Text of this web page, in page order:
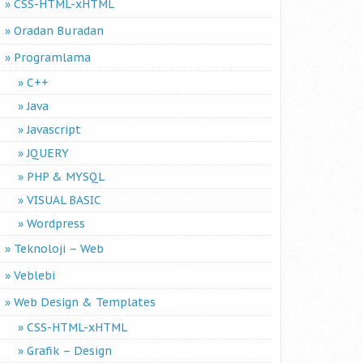
CSS-HTML-xHTML
Oradan Buradan
Programlama
C++
Java
Javascript
JQUERY
PHP & MYSQL
VISUAL BASIC
Wordpress
Teknoloji – Web
Veblebi
Web Design & Templates
CSS-HTML-xHTML
Grafik – Design